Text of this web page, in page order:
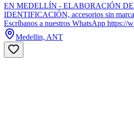
EN MEDELLÍN - ELABORACIÓN
IDENTIFICACIÓN, accesorios sin
Escríbanos a nuestros WhatsApp https://
Medellin, ANT